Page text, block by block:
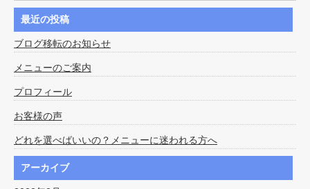
最近の投稿
ブログ移転のお知らせ
メニューのご案内
プロフィール
お客様の声
どれを選べばいいの？メニューに迷われる方へ
アーカイブ